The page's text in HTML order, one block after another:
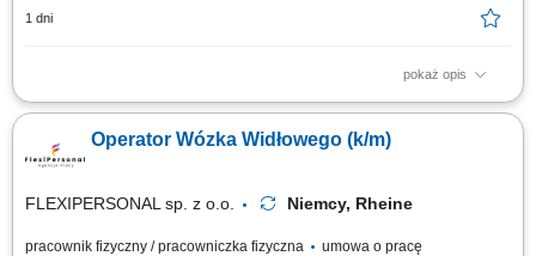
1 dni
pokaż opis
Zakres obowiązków obsługa wózka widłowego lub schleppera;
produkcji; realizacja zadań logistycznych na terenie zakładu; Wymagania
prawo jazdy wymagane od każdego kandydata; gotowość do pracy
Operator Wózka Widłowego (k/m)
FLEXIPERSONAL sp. z o.o. Niemcy, Rheine
pracownik fizyczny / pracowniczka fizyczna
umowa o pracę